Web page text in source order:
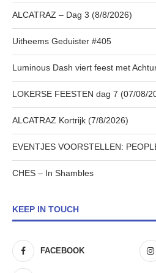
ALCATRAZ – Dag 3 (8/8/2026)
Uitheems Geduister #405
Luminous Dash viert feest met
LOKERSE FEESTEN dag 7 (07/08/
ALCATRAZ Kortrijk (7/8/2026)
EVENTJES VOORSTELLEN:
CHES – In Shambles
KEEP IN TOUCH
FACEBOOK